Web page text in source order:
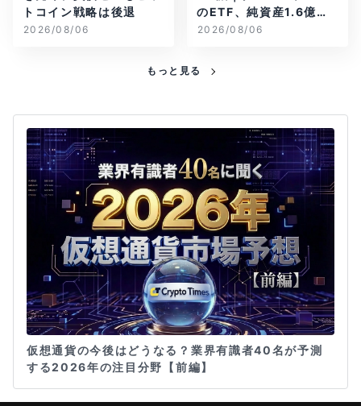
トコイン戦略は後退
2026/08/06
のETF、純資産1.6億ド
ル減
2026/08/06
もっと見る
仮想通貨の今後はどうなる？業界有識者40名が予測
する2026年の注目分野【前編】